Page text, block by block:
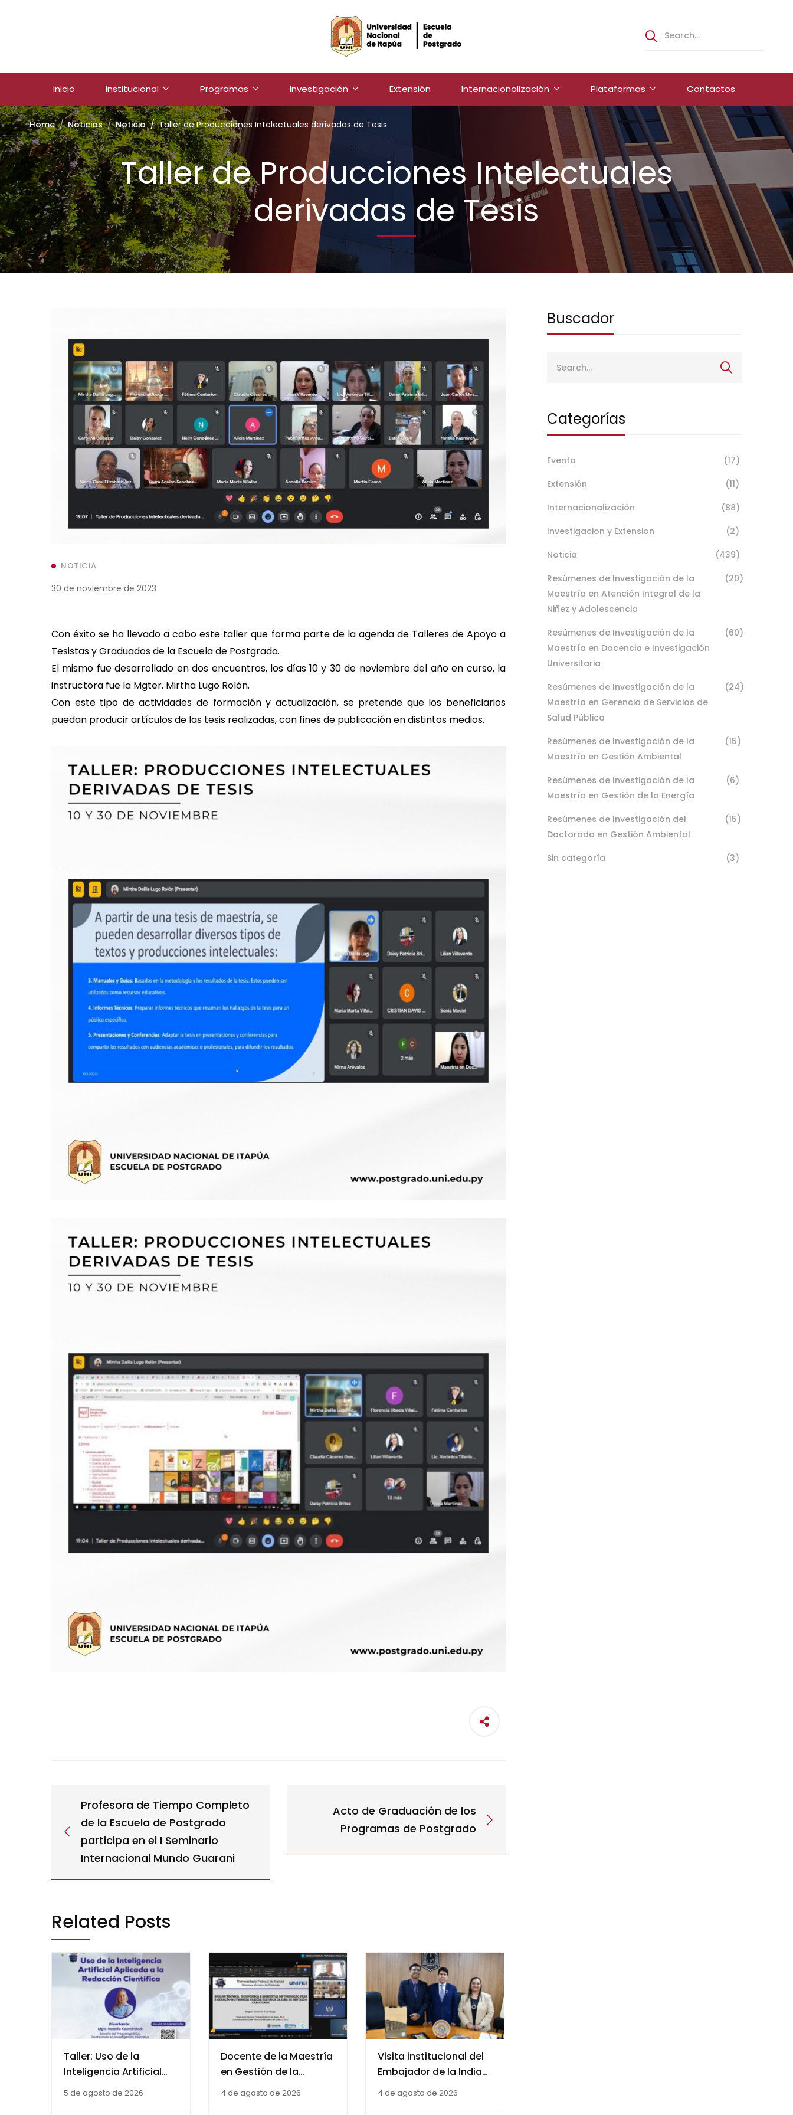
Inicio Institucional Programas Investigación Extensión Internacionalización Plataformas Contactos
Home Noticias Noticia Taller de Producciones Intelectuales derivadas de Tesis
Taller de Producciones Intelectuales
derivadas de Tesis
NOTICIA
30 de noviembre de 2023
Con éxito se ha llevado a cabo este taller que forma parte de la agenda de Talleres de Apoyo a
Tesistas y Graduados de la Escuela de Postgrado.
El mismo fue desarrollado en dos encuentros, los días 10 y 30 de noviembre del año en curso, la
instructora fue la Mgter. Mirtha Lugo Rolón.
Con este tipo de actividades de formación y actualización, se pretende que los beneficiarios
puedan producir artículos de las tesis realizadas, con fines de publicación en distintos medios.
Profesora de Tiempo Completo
de la Escuela de Postgrado
participa en el I Seminario
Internacional Mundo Guarani
Acto de Graduación de los
Programas de Postgrado
Related Posts
Taller: Uso de la
Inteligencia Artificial
Aplicada a la
5 de agosto de 2026
Docente de la Maestría
en Gestión de la
Energía formó parte de
4 de agosto de 2026
Visita institucional del
Embajador de la India
en Paraguay Dr. Piyush
4 de agosto de 2026
Buscador
Categorías
Evento
(17)
Extensión
(11)
Internacionalización
(88)
Investigacion y Extension
(2)
Noticia
(439)
Resúmenes de Investigación de la
Maestría en Atención Integral de la
Niñez y Adolescencia
(20)
Resúmenes de Investigación de la
Maestría en Docencia e Investigación
Universitaria
(60)
Resúmenes de Investigación de la
Maestría en Gerencia de Servicios de
Salud Pública
(24)
Resúmenes de Investigación de la
Maestría en Gestión Ambiental
(15)
Resúmenes de Investigación de la
Maestría en Gestión de la Energía
(6)
Resúmenes de Investigación del
Doctorado en Gestión Ambiental
(15)
Sin categoría (3)